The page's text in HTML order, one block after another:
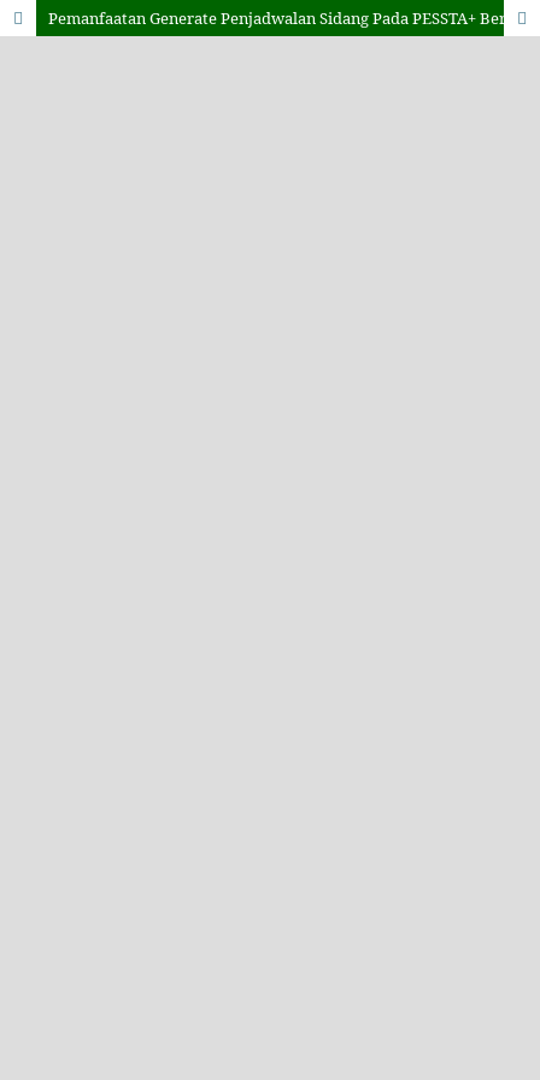
Pemanfaatan Generate Penjadwalan Sidang Pada PESSTA+ Berbasis Yii Framework Di Perguruan Tinggi